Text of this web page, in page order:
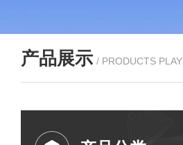
产品展示 / PRODUCTS PLAY